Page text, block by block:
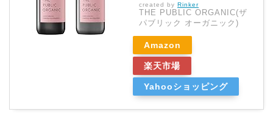
created by Rinker
THE PUBLIC ORGANIC(ザ
パブリック オーガニック)
Amazon
楽天市場
Yahooショッピング